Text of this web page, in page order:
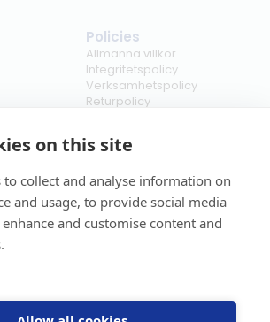
on this site
to collect and analyse information on
and usage, to provide social media
and customise content and
Policies
Allmänna villkor
Integritetspolicy
Verksamhetspolicy
Returpolicy
Cookies